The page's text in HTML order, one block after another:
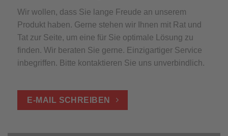
Wir wollen, dass Sie lange Freude an unserem
Produkt haben. Gerne stehen wir Ihnen mit Rat und
Tat zur Seite, um eine für Sie optimale Lösung zu
finden. Wir beraten Sie gerne. Einzigartiger Service
inbegriffen. Bitte kontaktieren Sie uns unverbindlich.
E-MAIL SCHREIBEN